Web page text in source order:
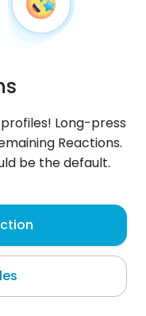
umie się
bawić 😜
Long-press
Reactions.
be the default.